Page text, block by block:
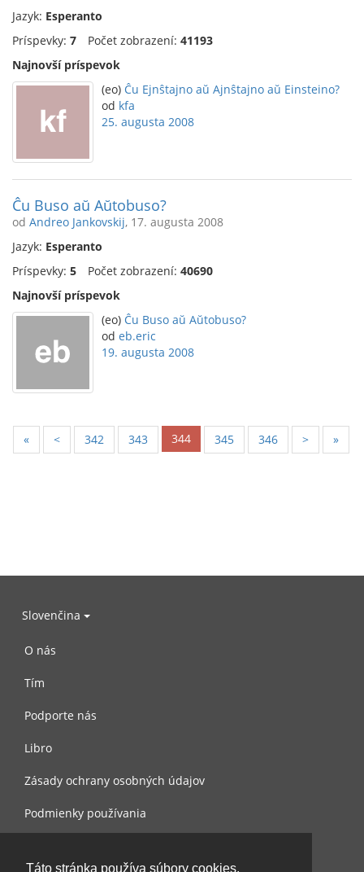
Táto stránka používa súbory cookies.
Jazyk: Esperanto
Príspevky: 7 Počet zobrazení: 41193
Najnovší príspevok
(eo) Ĉu Ejnŝtajno aŭ Ajnŝtajno aŭ Einsteino?
od kfa
25. augusta 2008
Ĉu Buso aŭ Aŭtobuso?
od Andreo Jankovskij, 17. augusta 2008
Jazyk: Esperanto
Príspevky: 5 Počet zobrazení: 40690
Najnovší príspevok
(eo) Ĉu Buso aŭ Aŭtobuso?
od eb.eric
19. augusta 2008
« < 342 343 344 345 346 > »
Slovenčina
O nás
Tím
Podporte nás
Libro
Zásady ochrany osobných údajov
Podmienky používania